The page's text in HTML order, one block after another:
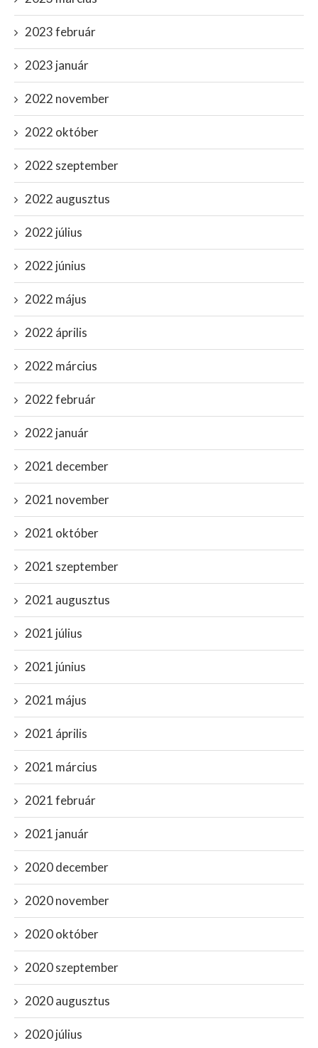
2023 február
2023 január
2022 november
2022 október
2022 szeptember
2022 augusztus
2022 július
2022 június
2022 május
2022 április
2022 március
2022 február
2022 január
2021 december
2021 november
2021 október
2021 szeptember
2021 augusztus
2021 július
2021 június
2021 május
2021 április
2021 március
2021 február
2021 január
2020 december
2020 november
2020 október
2020 szeptember
2020 augusztus
2020 július